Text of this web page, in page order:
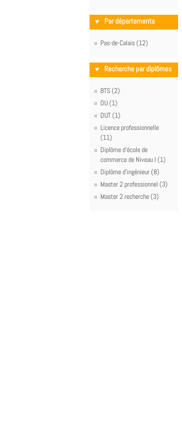
Par départements
Pas-de-Calais (12)
Recherche par diplômes
BTS (2)
DU (1)
DUT (1)
Licence professionnelle
(11)
Diplôme d'école de
commerce de Niveau I (1)
Diplôme d'ingénieur (8)
Master 2 professionnel (3)
Master 2 recherche (3)